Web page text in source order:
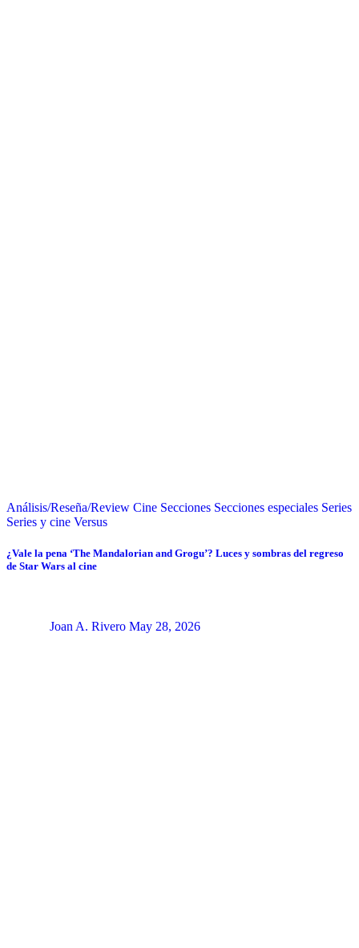
Análisis/Reseña/Review Cine Secciones Secciones especiales Series
Series y cine Versus
¿Vale la pena ‘The Mandalorian and Grogu’? Luces y sombras del regreso
de Star Wars al cine
Joan A. Rivero May 28, 2026